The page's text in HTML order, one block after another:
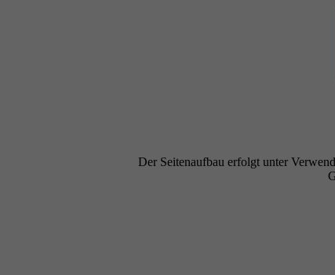
Der Seitenaufbau erfolgt unter